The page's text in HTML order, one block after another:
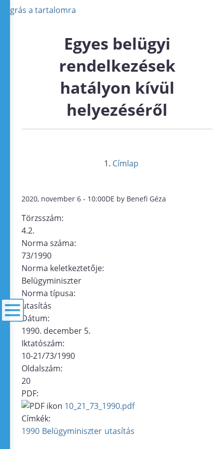
Ugrás a tartalomra
Egyes belügyi
rendelkezések
hatályon kívül
helyezéséről
Címlap
2020, november 6 - 10:00DE by Benefi Géza
Törzsszám:
4.2.
Norma száma:
73/1990
Norma keletkeztetője:
Belügyminiszter
Norma típusa:
utasítás
Dátum:
1990. december 5.
Iktatószám:
10-21/73/1990
Oldalszám:
20
PDF:
10_21_73_1990.pdf
Címkék:
1990 Belügyminiszter utasítás